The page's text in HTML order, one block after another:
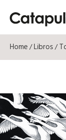
Home/Libros/